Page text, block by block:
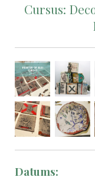
Cursus:
Datums: